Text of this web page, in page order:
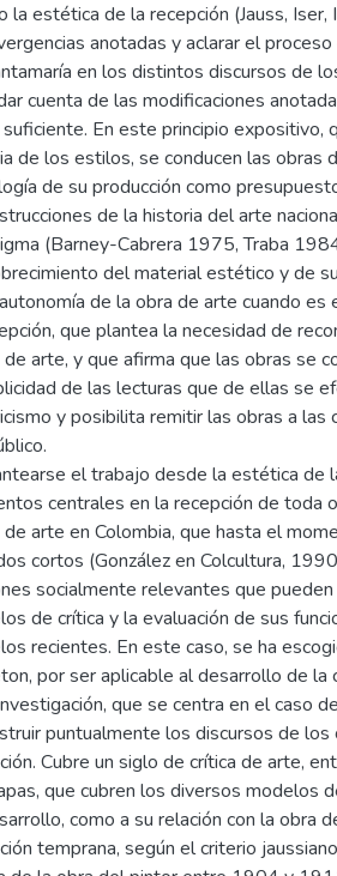
la estética de la recepción (Jauss,
anotadas y aclarar el
en los distintos discursos de
cuenta de las modificaciones
En este principio
de los estilos, se conducen las
de su producción como
de la historia del arte
(Barney-Cabrera 1975, Traba
del material estético y de
de la obra de arte cuando
que plantea la necesidad de
arte, y que afirma que las obras se
de las lecturas que de ellas se
y posibilita remitir las obras a
el trabajo desde la estética de
centrales en la recepción de toda
de arte en Colombia, que hasta el
cortos (González en Colcultura,
socialmente relevantes que
de crítica y la evaluación de sus
recientes. En este caso, se ha
por ser aplicable al desarrollo de la
que se centra en el caso
puntualmente los discursos de
Cubre un siglo de crítica de arte,
que cubren los diversos modelos
como a su relación con la obra
temprana, según el criterio